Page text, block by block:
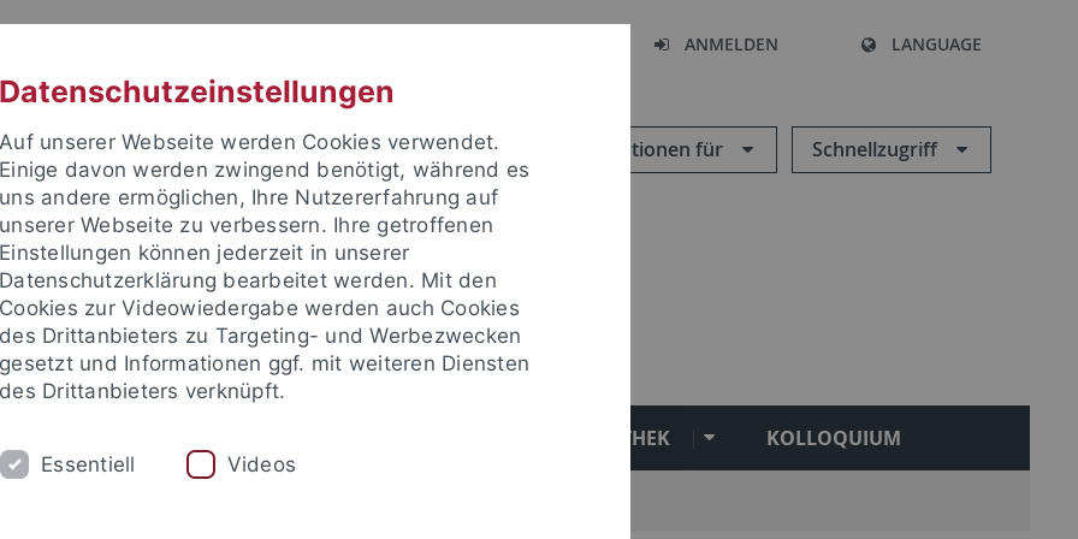
ANMELDEN LANGUAGE
Informationen für Schnellzugriff
BIBLIOTHEK KOLLOQUIUM
Datenschutzeinstellungen
Auf unserer Webseite werden Cookies verwendet.
Einige davon werden zwingend benötigt, während es
uns andere ermöglichen, Ihre Nutzererfahrung auf
unserer Webseite zu verbessern. Ihre getroffenen
Einstellungen können jederzeit in unserer
Datenschutzerklärung bearbeitet werden. Mit den
Cookies zur Videowiedergabe werden auch Cookies
des Drittanbieters zu Targeting- und Werbezwecken
gesetzt und Informationen ggf. mit weiteren Diensten
des Drittanbieters verknüpft.
Essentiell Videos